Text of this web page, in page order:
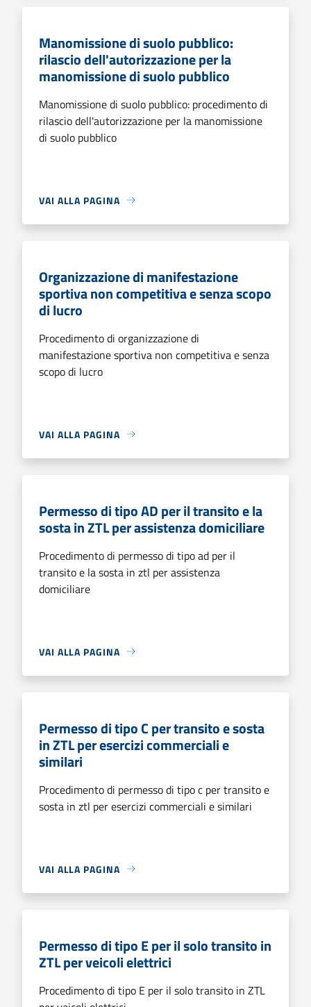
Manomissione di suolo pubblico:
rilascio dell'autorizzazione per la
manomissione di suolo pubblico
Manomissione di suolo pubblico: procedimento di
rilascio dell'autorizzazione per la manomissione
di suolo pubblico
VAI ALLA PAGINA
Organizzazione di manifestazione
sportiva non competitiva e senza scopo
di lucro
Procedimento di organizzazione di
manifestazione sportiva non competitiva e senza
scopo di lucro
VAI ALLA PAGINA
Permesso di tipo AD per il transito e la
sosta in ZTL per assistenza domiciliare
Procedimento di permesso di tipo ad per il
transito e la sosta in ztl per assistenza
domiciliare
VAI ALLA PAGINA
Permesso di tipo C per transito e sosta
in ZTL per esercizi commerciali e
similari
Procedimento di permesso di tipo c per transito e
sosta in ztl per esercizi commerciali e similari
VAI ALLA PAGINA
Permesso di tipo E per il solo transito in
ZTL per veicoli elettrici
Procedimento di tipo E per il solo transito in ZTL